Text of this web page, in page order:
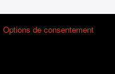
Options de consentement